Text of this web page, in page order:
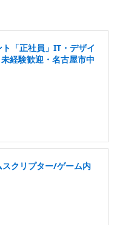
「正社員」IT・デザイ
経験歓迎・名古屋市中
クリプター/ゲーム内